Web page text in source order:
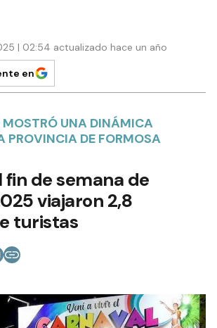
| 02:54 actualizado hace un año
en
UNA DINÁMICA
PROVINCIA DE FORMOSA
de semana de
viajaron 2,8
turistas